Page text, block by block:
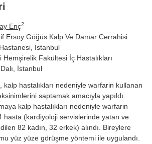
Enç2
Ersoy Göğüs Kalp Ve Damar Cerrahisi
İstanbul
Fakültesi İç Hastalıkları
İstanbul
kalp hastalıkları nedeniyle warfarin kullanan
saptamak amacıyla yapıldı.
kalp hastalıkları nedeniyle warfarin
hasta (kardiyoloji servislerinde yatan ve
82 kadın, 32 erkek) alındı. Bireylere
yüz yüze görüşme yöntemi ile uygulandı.